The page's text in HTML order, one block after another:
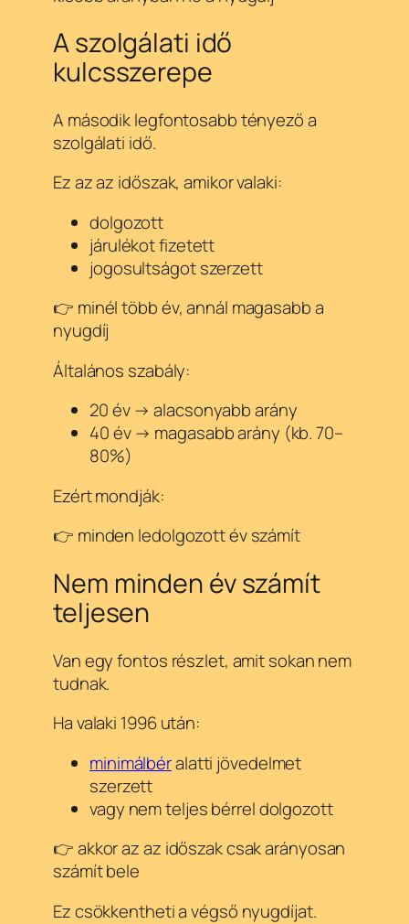
A szolgálati idő
kulcsszerepe
A második legfontosabb tényező a
szolgálati idő.
Ez az az időszak, amikor valaki:
dolgozott
járulékot fizetett
jogosultságot szerzett
👉 minél több év, annál magasabb a
nyugdíj
Általános szabály:
20 év → alacsonyabb arány
40 év → magasabb arány (kb. 70–
80%)
Ezért mondják:
👉 minden ledolgozott év számít
Nem minden év számít
teljesen
Van egy fontos részlet, amit sokan nem
tudnak.
Ha valaki 1996 után:
minimálbéralatti jövedelmet
szerzett
vagy nem teljes bérrel dolgozott
👉 akkor az az időszak csak arányosan
számít bele
Ez csökkentheti a végső nyugdíjat.